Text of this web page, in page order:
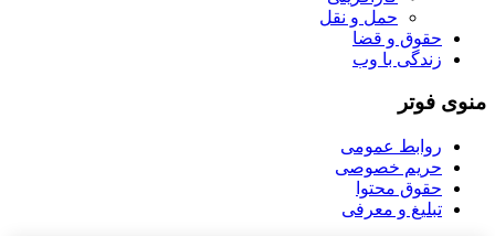
حمل و نقل
حقوق و قضا
زندگی با وب
منوی فوتر
روابط عمومی
حریم خصوصی
حقوق محتوا
تبلیغ و معرفی